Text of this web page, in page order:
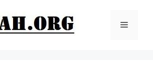
Menu